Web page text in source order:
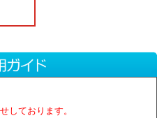
しております。